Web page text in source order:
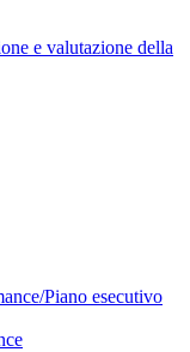
e valutazione della
Piano esecutivo